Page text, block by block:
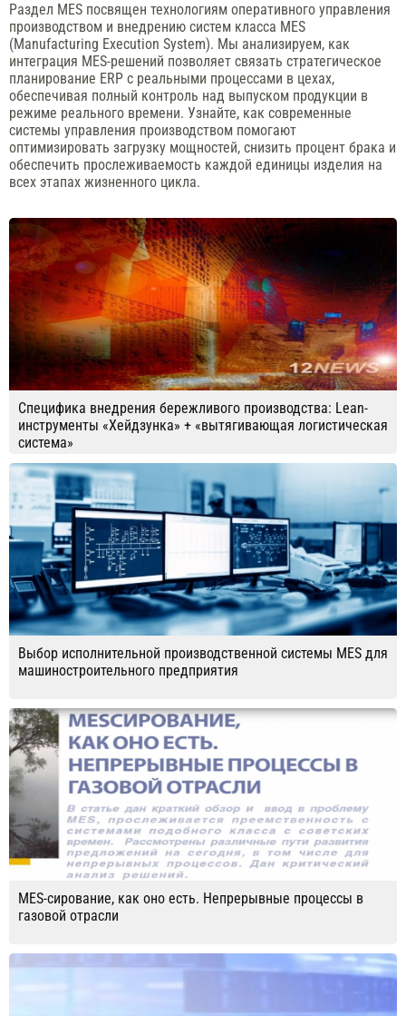
Раздел MES посвящен технологиям оперативного управления
производством и внедрению систем класса MES
(Manufacturing Execution System). Мы анализируем, как
интеграция MES-решений позволяет связать стратегическое
планирование ERP с реальными процессами в цехах,
обеспечивая полный контроль над выпуском продукции в
режиме реального времени. Узнайте, как современные
системы управления производством помогают
оптимизировать загрузку мощностей, снизить процент брака и
обеспечить прослеживаемость каждой единицы изделия на
всех этапах жизненного цикла.
Специфика внедрения бережливого производства: Lean-
инструменты «Хейдзунка» + «вытягивающая логистическая
система»
Выбор исполнительной производственной системы MES для
машиностроительного предприятия
MES-сирование, как оно есть. Непрерывные процессы в
газовой отрасли